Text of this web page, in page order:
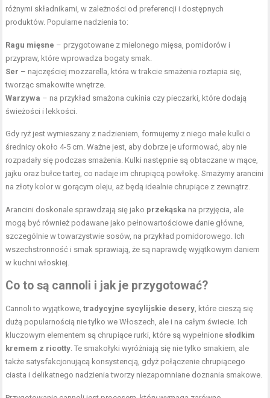
różnymi składnikami, w zależności od preferencji i dostępnych
produktów. Popularne nadzienia to:
Ragu mięsne – przygotowane z mielonego mięsa, pomidorów i
przypraw, które wprowadza bogaty smak.
Ser – najczęściej mozzarella, która w trakcie smażenia roztapia się,
tworząc smakowite wnętrze.
Warzywa – na przykład smażona cukinia czy pieczarki, które dodają
świeżości i lekkości.
Gdy ryż jest wymieszany z nadzieniem, formujemy z niego małe kulki o
średnicy około 4-5 cm. Ważne jest, aby dobrze je uformować, aby nie
rozpadały się podczas smażenia. Kulki następnie są obtaczane w mące,
jajku oraz bułce tartej, co nadaje im chrupiącą powłokę. Smażymy arancini
na złoty kolor w gorącym oleju, aż będą idealnie chrupiące z zewnątrz.
Arancini doskonale sprawdzają się jako przekąska na przyjęcia, ale
mogą być również podawane jako pełnowartościowe danie główne,
szczególnie w towarzystwie sosów, na przykład pomidorowego. Ich
wszechstronność i smak sprawiają, że są naprawdę wyjątkowym daniem
w kuchni włoskiej.
Co to są cannoli i jak je przygotować?
Cannoli to wyjątkowe,tradycyjne sycylijskie desery, które cieszą się
dużą popularnością nie tylko we Włoszech, ale i na całym świecie. Ich
kluczowym elementem są chrupiące rurki, które są wypełnione słodkim
kremem z ricotty. Te smakołyki wyróżniają się nie tylko smakiem, ale
także satysfakcjonującą konsystencją, gdyż połączenie chrupiącego
ciasta i delikatnego nadzienia tworzy niezapomniane doznania smakowe.